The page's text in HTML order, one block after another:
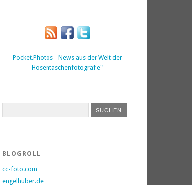
Pocket.Photos - News aus der Welt der
Hosentaschenfotografie"
BLOGROLL
cc-foto.com
engelhuber.de